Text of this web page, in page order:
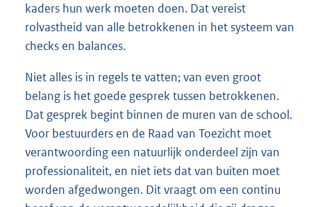
kaders hun werk moeten doen. Dat vereist
rolvastheid van alle betrokkenen in het systeem van
checks en balances.
Niet alles is in regels te vatten; van even groot
belang is het goede gesprek tussen betrokkenen.
Dat gesprek begint binnen de muren van de school.
Voor bestuurders en de Raad van Toezicht moet
verantwoording een natuurlijk onderdeel zijn van
professionaliteit, en niet iets dat van buiten moet
worden afgedwongen. Dit vraagt om een continu